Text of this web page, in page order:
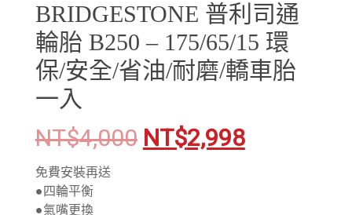
BRIDGESTONE 普利司通
輪胎 B250 – 175/65/15 環
保/安全/省油/耐磨/轎車胎
一入
NT$4,000 NT$2,998
免費安裝再送
●四輪平衡
●氣嘴更換